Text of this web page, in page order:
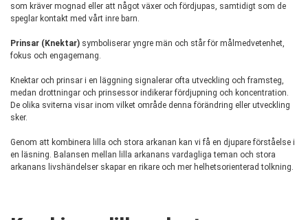
som kräver mognad eller att något växer och fördjupas, samtidigt som de
speglar kontakt med vårt inre barn.
Prinsar (Knektar) symboliserar yngre män och står för målmedvetenhet,
fokus och engagemang.
Knektar och prinsar i en läggning signalerar ofta utveckling och framsteg,
medan drottningar och prinsessor indikerar fördjupning och koncentration.
De olika sviterna visar inom vilket område denna förändring eller utveckling
sker.
Genom att kombinera lilla och stora arkanan kan vi få en djupare förståelse i
en läsning. Balansen mellan lilla arkanans vardagliga teman och stora
arkanans livshändelser skapar en rikare och mer helhetsorienterad tolkning.